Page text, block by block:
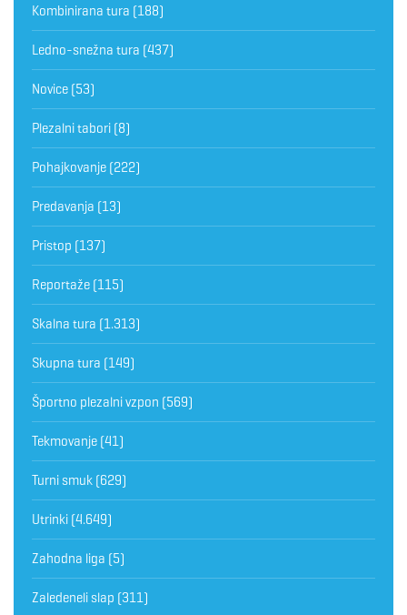
Kombinirana tura (188)
Ledno-snežna tura (437)
Novice (53)
Plezalni tabori (8)
Pohajkovanje (222)
Predavanja (13)
Pristop (137)
Reportaže (115)
Skalna tura (1.313)
Skupna tura (149)
Športno plezalni vzpon (569)
Tekmovanje (41)
Turni smuk (629)
Utrinki (4.649)
Zahodna liga (5)
Zaledeneli slap (311)